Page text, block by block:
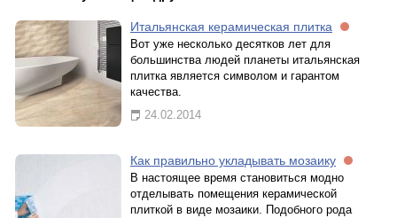
Итальянская керамическая плитка
Вот уже несколько десятков лет для
большинства людей планеты итальянская
плитка является символом и гарантом
качества.
24.02.2014
Как правильно укладывать мозаику
В настоящее время становиться модно
отделывать помещения керамической
плиткой в виде мозаики. Подобного рода